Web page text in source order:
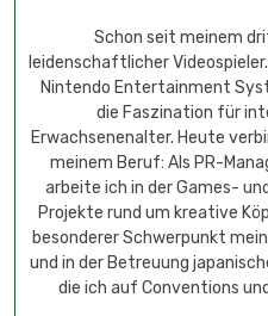
Schon seit meinem
leidenschaftlicher
Nintendo Entertainment
die Faszination für
Erwachsenenalter. Heute
meinem Beruf: Als PR-
arbeite ich in der Games-
Projekte rund um kreative
besonderer Schwerpunkt
und in der Betreuung
die ich auf Conventions